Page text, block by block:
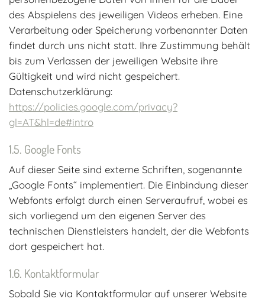
des Abspielens des jeweiligen Videos erheben. Eine
Verarbeitung oder Speicherung vorbenannter Daten
findet durch uns nicht statt. Ihre Zustimmung behält
bis zum Verlassen der jeweiligen Website ihre
Gültigkeit und wird nicht gespeichert.
Datenschutzerklärung:
https://policies.google.com/privacy?
gl=AT&hl=de#intro
Google Fonts
Auf dieser Seite sind externe Schriften, sogenannte
„Google Fonts“ implementiert. Die Einbindung dieser
Webfonts erfolgt durch einen Serveraufruf, wobei es
sich vorliegend um den eigenen Server des
technischen Dienstleisters handelt, der die Webfonts
dort gespeichert hat.
Kontaktformular
Sobald Sie via Kontaktformular auf unserer Website